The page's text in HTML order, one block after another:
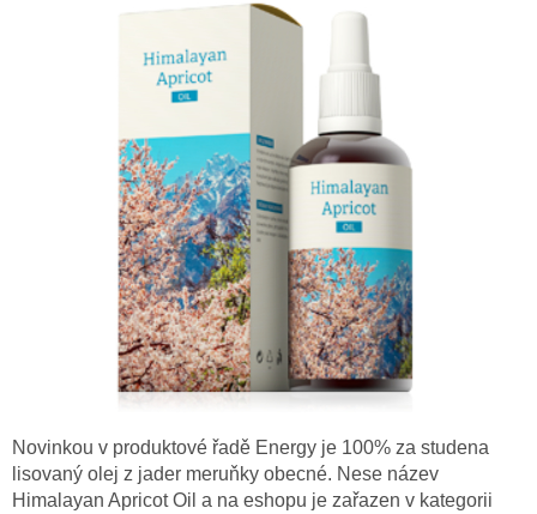
Novinkou v produktové řadě Energy je 100% za studena
lisovaný olej z jader meruňky obecné. Nese název
Himalayan Apricot Oil a na eshopu je zařazen v kategorii